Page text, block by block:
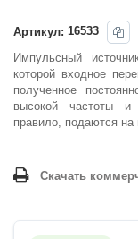
Артикул: 16533
Импульсный
которой входное
полученное
высокой частоты и
правило, подаются
Скачать